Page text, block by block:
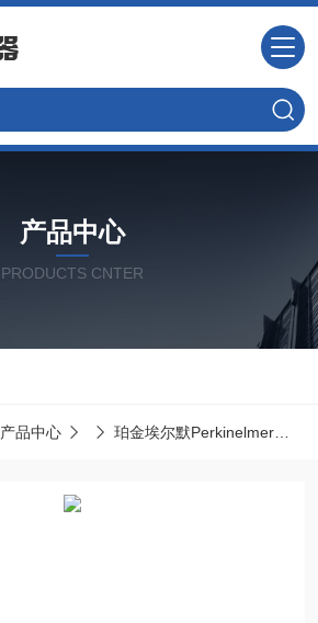
产品中心
PRODUCTS CNTER
产品中心 珀金埃尔默Perkinelmer